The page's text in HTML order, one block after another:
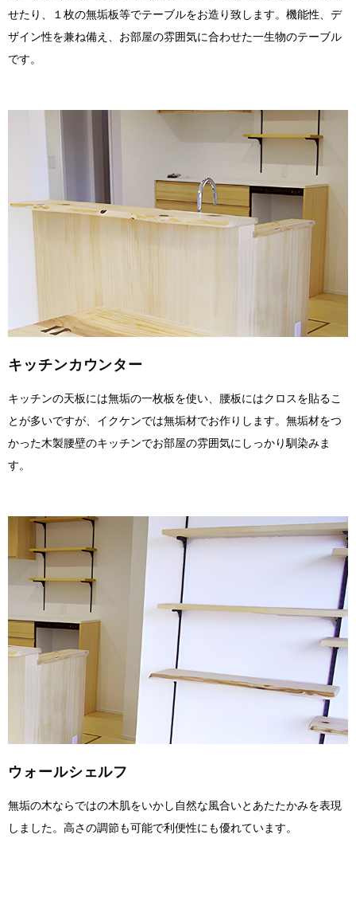
せたり、１枚の無垢板等でテーブルをお造り致します。機能性、デ
ザイン性を兼ね備え、お部屋の雰囲気に合わせた一生物のテーブル
です。
キッチンカウンター
キッチンの天板には無垢の一枚板を使い、腰板にはクロスを貼るこ
とが多いですが、イクケンでは無垢材でお作りします。無垢材をつ
かった木製腰壁のキッチンでお部屋の雰囲気にしっかり馴染みま
す。
ウォールシェルフ
無垢の木ならではの木肌をいかし自然な風合いとあたたかみを表現
しました。高さの調節も可能で利便性にも優れています。